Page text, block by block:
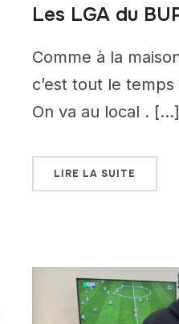
Les LGA du
Comme à la
c’est tout le
On va au local . […]
LIRE LA SUITE